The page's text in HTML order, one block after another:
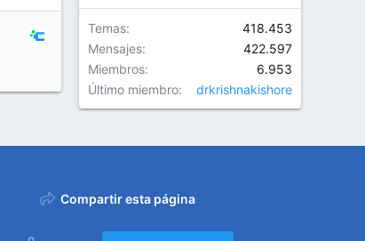
Temas
418.453
Mensajes
422.597
Miembros
6.953
Último miembro
drkrishnakishore
Compartir esta página